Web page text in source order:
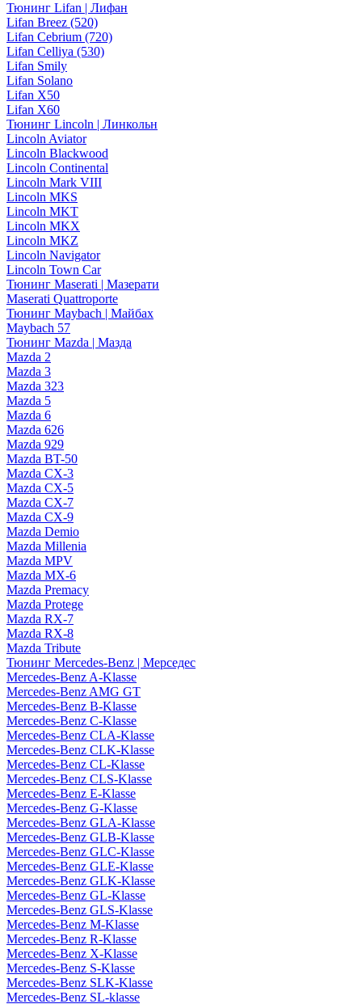
Тюнинг Lifan | Лифан
Lifan Breez (520)
Lifan Cebrium (720)
Lifan Celliya (530)
Lifan Smily
Lifan Solano
Lifan X50
Lifan X60
Тюнинг Lincoln | Линкольн
Lincoln Aviator
Lincoln Blackwood
Lincoln Continental
Lincoln Mark VIII
Lincoln MKS
Lincoln MKT
Lincoln MKX
Lincoln MKZ
Lincoln Navigator
Lincoln Town Car
Тюнинг Maserati | Мазерати
Maserati Quattroporte
Тюнинг Maybach | Майбах
Maybach 57
Тюнинг Mazda | Мазда
Mazda 2
Mazda 3
Mazda 323
Mazda 5
Mazda 6
Mazda 626
Mazda 929
Mazda BT-50
Mazda CX-3
Mazda CX-5
Mazda CX-7
Mazda CX-9
Mazda Demio
Mazda Millenia
Mazda MPV
Mazda MX-6
Mazda Premacy
Mazda Protege
Mazda RX-7
Mazda RX-8
Mazda Tribute
Тюнинг Mercedes-Benz | Мерседес
Mercedes-Benz A-Klasse
Mercedes-Benz AMG GT
Mercedes-Benz B-Klasse
Mercedes-Benz C-Klasse
Mercedes-Benz CLA-Klasse
Mercedes-Benz CLK-Klasse
Mercedes-Benz CL-Klasse
Mercedes-Benz CLS-Klasse
Mercedes-Benz E-Klasse
Mercedes-Benz G-Klasse
Mercedes-Benz GLA-Klasse
Mercedes-Benz GLB-Klasse
Mercedes-Benz GLC-Klasse
Mercedes-Benz GLE-Klasse
Mercedes-Benz GLK-Klasse
Mercedes-Benz GL-Klasse
Mercedes-Benz GLS-Klasse
Mercedes-Benz M-Klasse
Mercedes-Benz R-Klasse
Mercedes-Benz X-Klasse
Mercedes-Benz S-Klasse
Mercedes-Benz SLK-Klasse
Mercedes-Benz SL-klasse